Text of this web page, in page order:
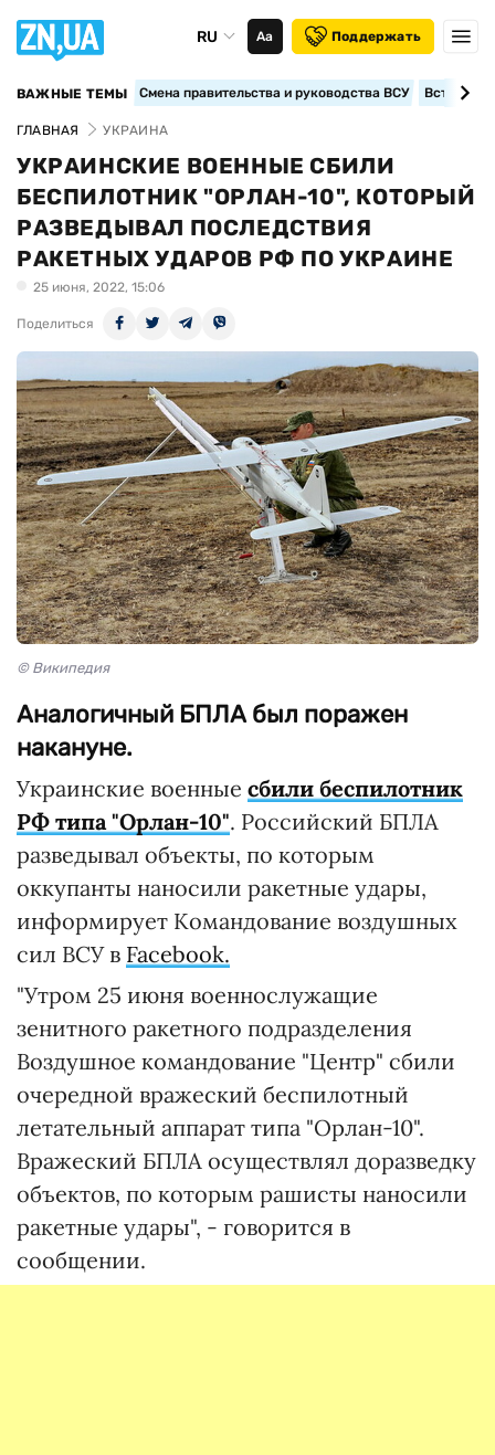
RU Аа Поддержать
ВАЖНЫЕ ТЕМЫ Смена правительства и руководства ВСУ
ГЛАВНАЯ УКРАИНА
УКРАИНСКИЕ ВОЕННЫЕ СБИЛИ
БЕСПИЛОТНИК "ОРЛАН-10", КОТОРЫЙ
РАЗВЕДЫВАЛ ПОСЛЕДСТВИЯ
РАКЕТНЫХ УДАРОВ РФ ПО УКРАИНЕ
25 июня, 2022, 15:06
Поделиться
© Википедия
Аналогичный БПЛА был поражен
накануне.
Украинские военные сбили беспилотник
РФ типа "Орлан-10". Российский БПЛА
разведывал объекты, по которым
оккупанты наносили ракетные удары,
информирует Командование воздушных
сил ВСУ в Facebook.
"Утром 25 июня военнослужащие
зенитного ракетного подразделения
Воздушное командование "Центр" сбили
очередной вражеский беспилотный
летательный аппарат типа "Орлан-10".
Вражеский БПЛА осуществлял доразведку
объектов, по которым рашисты наносили
ракетные удары", - говорится в
сообщении.